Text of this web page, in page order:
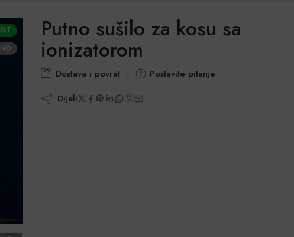
Putno sušilo za kosu sa
ionizatorom
Dostava i povrat Postavite pitanje
Dijeli